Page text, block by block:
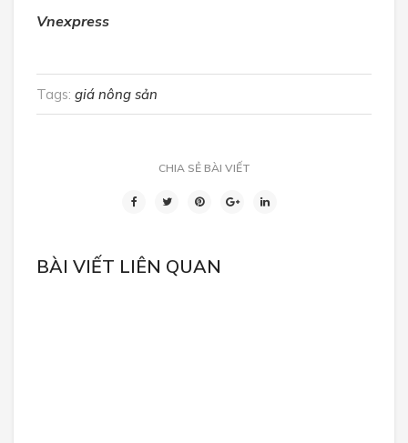
Vnexpress
Tags: giá nông sản
CHIA SẺ BÀI VIẾT
BÀI VIẾT LIÊN QUAN